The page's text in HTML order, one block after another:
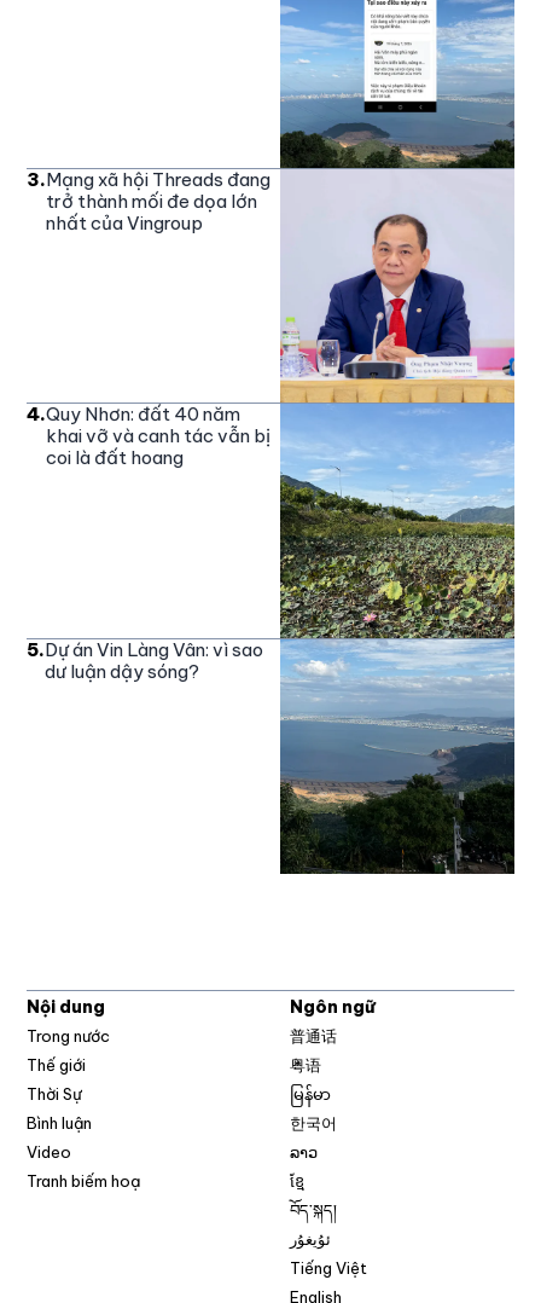
3.Mạng xã hội Threads đang
trở thành mối đe dọa lớn
nhất của Vingroup
4.Quy Nhơn: đất 40 năm
khai vỡ và canh tác vẫn bị
coi là đất hoang
5.Dự án Vin Làng Vân: vì sao
dư luận dậy sóng?
Nội dung
Trong nước
Thế giới
Thời Sự
Bình luận
Video
Tranh biếm hoạ
Ngôn ngữ
普通话
粤语
မြန်မာ
한국어
ລາວ
ខ្មែ
བོད་སྐད།
ئۇيغۇر
Tiếng Việt
English